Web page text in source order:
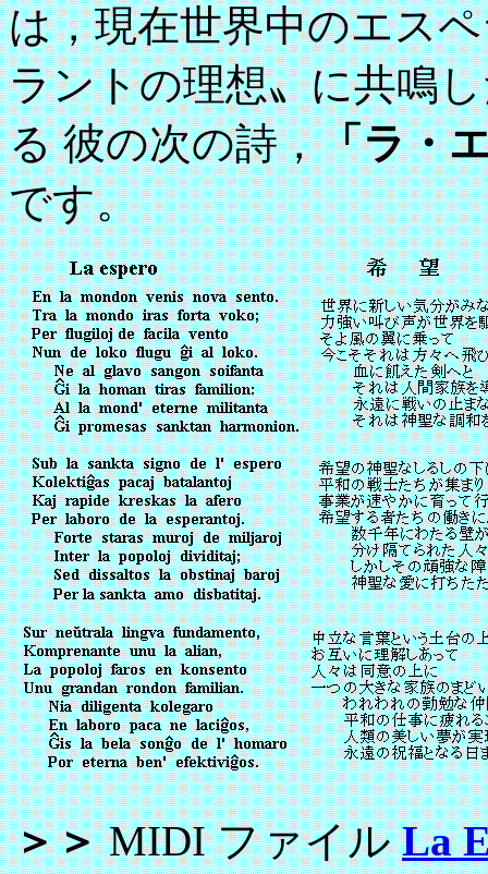
は，現在世界中のエス
ラントの理想〟に共鳴
る 彼の次の詩，「ラ・
です。
＞＞MIDI ファイルLa